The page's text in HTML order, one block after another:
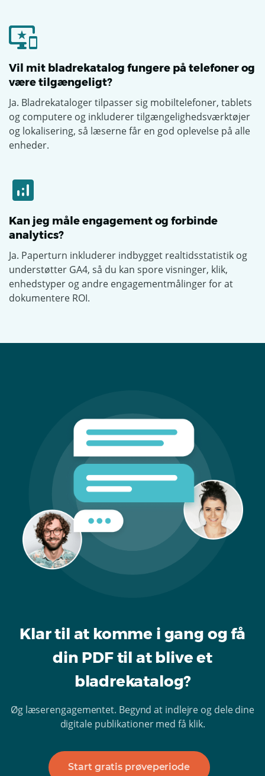
Vil mit bladrekatalog fungere på telefoner og
være tilgængeligt?
Ja. Bladrekataloger tilpasser sig mobiltelefoner, tablets
og computere og inkluderer tilgængelighedsværktøjer
og lokalisering, så læserne får en god oplevelse på alle
enheder.
Kan jeg måle engagement og forbinde
analytics?
Ja. Paperturn inkluderer indbygget realtidsstatistik og
understøtter GA4, så du kan spore visninger, klik,
enhedstyper og andre engagementmålinger for at
dokumentere ROI.
Klar til at komme i gang og få
din PDF til at blive et
bladrekatalog?
Øg læserengagementet. Begynd at indlejre og dele dine
digitale publikationer med få klik.
Start gratis prøveperiode